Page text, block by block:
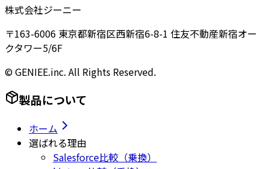
株式会社ジーニー
〒163-6006 東京都新宿区西新宿6-8-1 住友不動産新宿オー
クタワー5/6F
© GENIEE.inc. All Rights Reserved.
製品について
ホーム
選ばれる理由
Salesforce比較（乗換）